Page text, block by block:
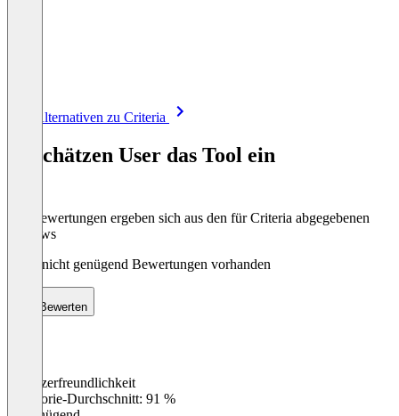
Alle Alternativen zu Criteria
So schätzen User das Tool ein
Die Bewertungen ergeben sich aus den für Criteria abgegebenen
Reviews
Noch nicht genügend Bewertungen vorhanden
Bewerten
Benutzerfreundlichkeit
Kategorie-Durchschnitt: 91 %